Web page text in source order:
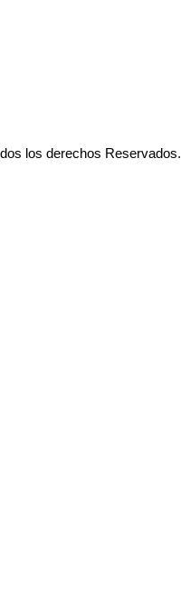
los derechos Reservados.